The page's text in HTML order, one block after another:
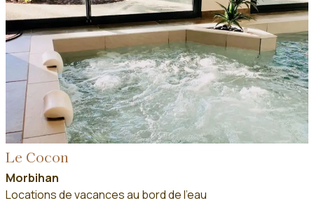
Le Cocon
Morbihan
Locations de vacances au bord de l'eau